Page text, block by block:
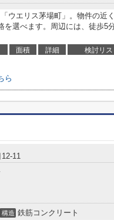
ウエリス茅場町」。物件の近
選べます。周辺には、徒歩5
面積 詳細 検討リス
ら
12-11
構造 鉄筋コンクリート